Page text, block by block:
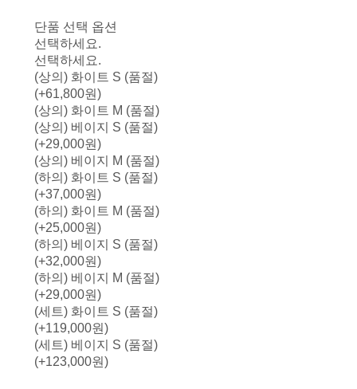
단품 선택 옵션
선택하세요.
선택하세요.
(상의) 화이트 S (품절)
(+61,800원)
(상의) 화이트 M (품절)
(상의) 베이지 S (품절)
(+29,000원)
(상의) 베이지 M (품절)
(하의) 화이트 S (품절)
(+37,000원)
(하의) 화이트 M (품절)
(+25,000원)
(하의) 베이지 S (품절)
(+32,000원)
(하의) 베이지 M (품절)
(+29,000원)
(세트) 화이트 S (품절)
(+119,000원)
(세트) 베이지 S (품절)
(+123,000원)